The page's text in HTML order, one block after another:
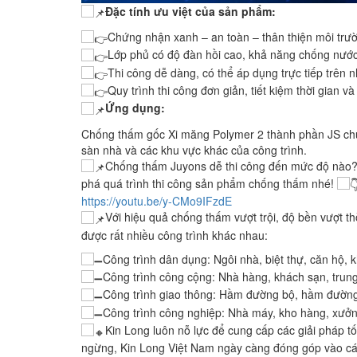
Đặc tính ưu việt của sản phẩm:
Chứng nhận xanh – an toàn – thân thiện môi
Lớp phủ có độ đàn hồi cao, khả năng chống
Thi công dễ dàng, có thể áp dụng trực tiếp trên
Quy trình thi công đơn giản, tiết kiệm thời gian
Ứng dụng:
Chống thấm gốc Xi măng Polymer 2 thành phần JS
sàn nhà và các khu vực khác của công trình.
Chống thấm Juyons dễ thi công đến mức độ
phá quá trình thi công sản phẩm chống thấm nhé!
https://youtu.be/y-CMo9IFzdE
Với hiệu quả chống thấm vượt trội, độ bền vượt
được rất nhiều công trình khác nhau:
Công trình dân dụng: Ngôi nhà, biệt thự, căn hộ,
Công trình công cộng: Nhà hàng, khách sạn,
Công trình giao thông: Hầm đường bộ, hầm
Công trình công nghiệp: Nhà máy, kho hàng,
Kin Long luôn nỗ lực để cung cấp các giải pháp
ngừng, Kin Long Việt Nam ngày càng đóng góp vào